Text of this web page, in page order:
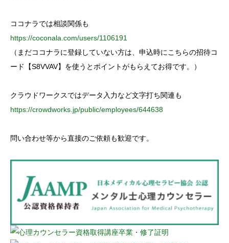
ココナラでは相談関係も
https://coconala.com/users/1106191
（まだココナラに登録していない方は、申込時にこちらの招待コ
ード【S8VVAV】を使うとポイントがもらえてお得です。）
クラウドワークスではデータ入力など文字打ち関連も
https://crowdworks.jp/public/employees/644638
問い合わせ等から直接のご依頼も歓迎です。